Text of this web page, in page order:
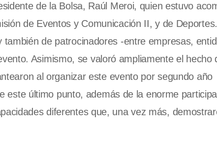
de la Bolsa, Raúl Meroi, quien estuvo
de Eventos y Comunicación II, y de
de patrocinadores -entre empresas,
Asimismo, se valoró ampliamente el hecho
al organizar este evento por segundo año
este último punto, además de la enorme
diferentes que, una vez más,